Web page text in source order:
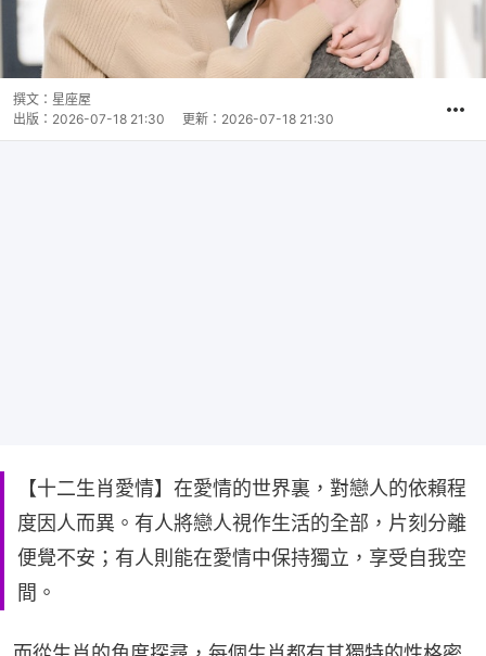
撰文： 星座屋
出版： 2026-07-18 21:30 更新： 2026-07-18 21:30
【十二生肖愛情】在愛情的世界裏，對戀人的依賴程
度因人而異。有人將戀人視作生活的全部，片刻分離
便覺不安；有人則能在愛情中保持獨立，享受自我空
間。